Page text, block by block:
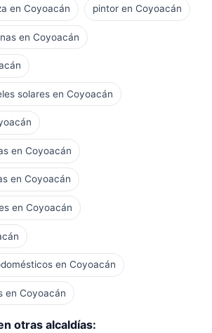
en Coyoacán pintor en Coyoacán
en Coyoacán
solares en Coyoacán
en Coyoacán
en Coyoacán
en Coyoacán
en Coyoacán
en Coyoacán
otras alcaldías: